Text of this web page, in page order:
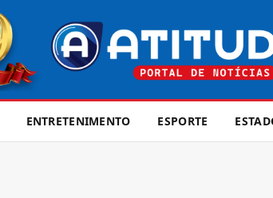
ENTRETENIMENTO ESPORTE